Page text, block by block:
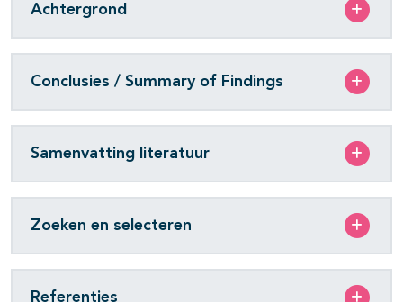
Achtergrond
Conclusies / Summary of Findings
Samenvatting literatuur
Zoeken en selecteren
Referenties